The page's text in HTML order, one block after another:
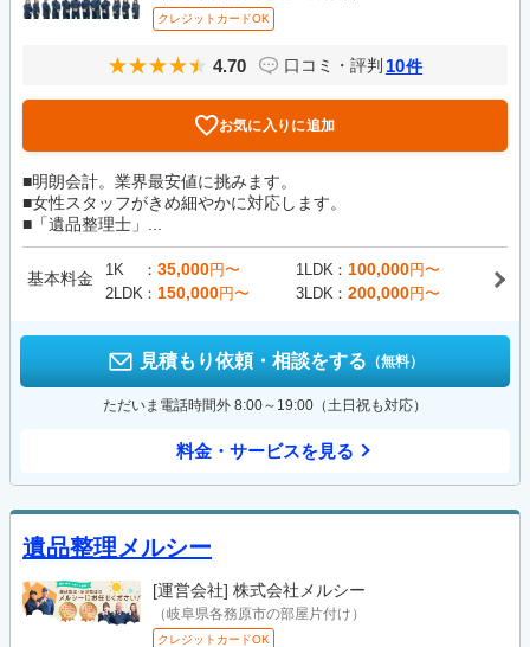
クレジットカードOK
4.70 口コミ・評判 10件
お気に入りに追加
■明朗会計。業界最安値に挑みます。
■女性スタッフがきめ細やかに対応します。
■「遺品整理士」...
基本料金 1K 35,000円〜 1LDK 100,000円〜
2LDK
150,000円〜 3LDK 200,000円〜
見積もり依頼・相談をする （無料）
ただいま電話時間外 8:00～19:00（土日祝も対応）
料金・サービスを見る
遺品整理メルシー
[運営会社] 株式会社メルシー
（岐阜県各務原市の部屋片付け）
クレジットカードOK